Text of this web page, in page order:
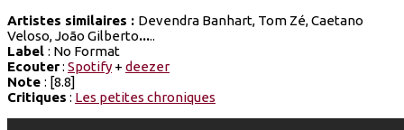
Artistes similaires : Devendra Banhart, Tom Zé, Caetano
Veloso, João Gilberto.....
Label : No Format
Ecouter: Spotify + deezer
Note : [8.8]
Critiques : Les petites chroniques